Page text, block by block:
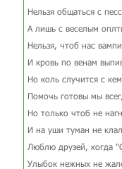
Нельзя общаться с
А лишь с веселым
Нельзя, чтоб нас
И кровь по венам
Но коль случится с
Помочь готовы мы
Но только чтоб не
И на уши туман не
Люблю друзей, когда
Улыбок нежных не